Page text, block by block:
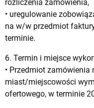
rozliczenia zamówienia,
• uregulowanie
na w/w przedmiot
terminie.
6. Termin i miejsce
• Przedmiot zamówienia
miast/miejscowości
ofertowego, w terminie